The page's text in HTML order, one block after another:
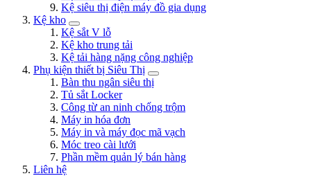
Kệ siêu thị điện máy đồ gia dụng
Kệ kho
Kệ sắt V lỗ
Kệ kho trung tải
Kệ tải hàng nặng công nghiệp
Phụ kiện thiết bị Siêu Thị
Bàn thu ngân siêu thị
Tủ sắt Locker
Công từ an ninh chống trộm
Máy in hóa đơn
Máy in và máy đọc mã vạch
Móc treo cài lưới
Phần mềm quản lý bán hàng
Liên hệ